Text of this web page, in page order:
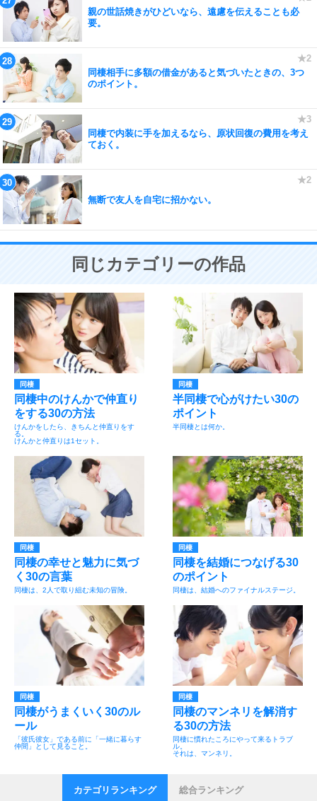
親の世話焼きがひどいなら、遠慮を伝えることも必
要。
同棲相手に多額の借金があると気づいたときの、3つ
のポイント。
同棲で内装に手を加えるなら、原状回復の費用を考え
ておく。
無断で友人を自宅に招かない。
同じカテゴリーの作品
同棲
同棲中のけんかで仲直り
をする30の方法
けんかをしたら、きちんと仲直りをす
る。
けんかと仲直りは1セット。
同棲
半同棲で心がけたい30の
ポイント
半同棲とは何か。
同棲
同棲の幸せと魅力に気づ
く30の言葉
同棲は、2人で取り組む未知の冒険。
同棲
同棲を結婚につなげる30
のポイント
同棲は、結婚へのファイナルステージ。
同棲
同棲がうまくいく30のル
ール
「彼氏彼女」である前に「一緒に暮らす
仲間」として見ること。
同棲
同棲のマンネリを解消す
る30の方法
同棲に慣れたころにやって来るトラブ
ル。
それは、マンネリ。
カテゴリランキング 総合ランキング